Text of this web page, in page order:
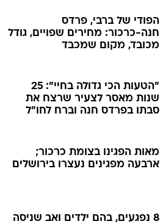
הפודי של ברבי, פרדס
חנה-כרכור: מחירים שפויים, גודל
מכובד, מקום שמכבד
"הטעות הכי גדולה בחיי": 25
שנות מאסר לצעיר שרצח את
סבתו בפרדס חנה וברח לחו"ל
מאות הפגינו בצומת כרכור;
ארבעה מפגינים נעצרו בירושלים
8 נפגעים, בהם ילדים ואב שניסה